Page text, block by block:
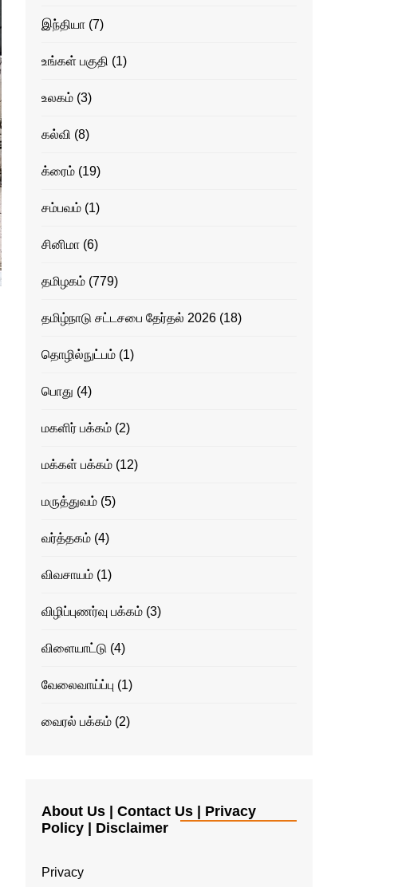
இந்தியா (7)
உங்கள் பகுதி (1)
உலகம் (3)
கல்வி (8)
க்ரைம் (19)
சம்பவம் (1)
சினிமா (6)
தமிழகம் (779)
தமிழ்நாடு சட்டசபை தேர்தல் 2026 (18)
தொழில்நுட்பம் (1)
பொது (4)
மகளிர் பக்கம் (2)
மக்கள் பக்கம் (12)
மருத்துவம் (5)
வர்த்தகம் (4)
விவசாயம் (1)
விழிப்புணர்வு பக்கம் (3)
விளையாட்டு (4)
வேலைவாய்ப்பு (1)
வைரல் பக்கம் (2)
About Us | Contact Us | Privacy
Policy | Disclaimer
Privacy